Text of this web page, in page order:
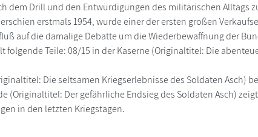
dem Drill und den Entwürdigungen des militärischen Alltags
erstmals 1954, wurde einer der ersten großen
auf die damalige Debatte um die Wiederbewaffnung der
folgende Teile: 08/15 in der Kaserne (Originaltitel: Die
Die seltsamen Kriegserlebnisse des Soldaten Asch)
(Originaltitel: Der gefährliche Endsieg des Soldaten Asch)
in den letzten Kriegstagen.